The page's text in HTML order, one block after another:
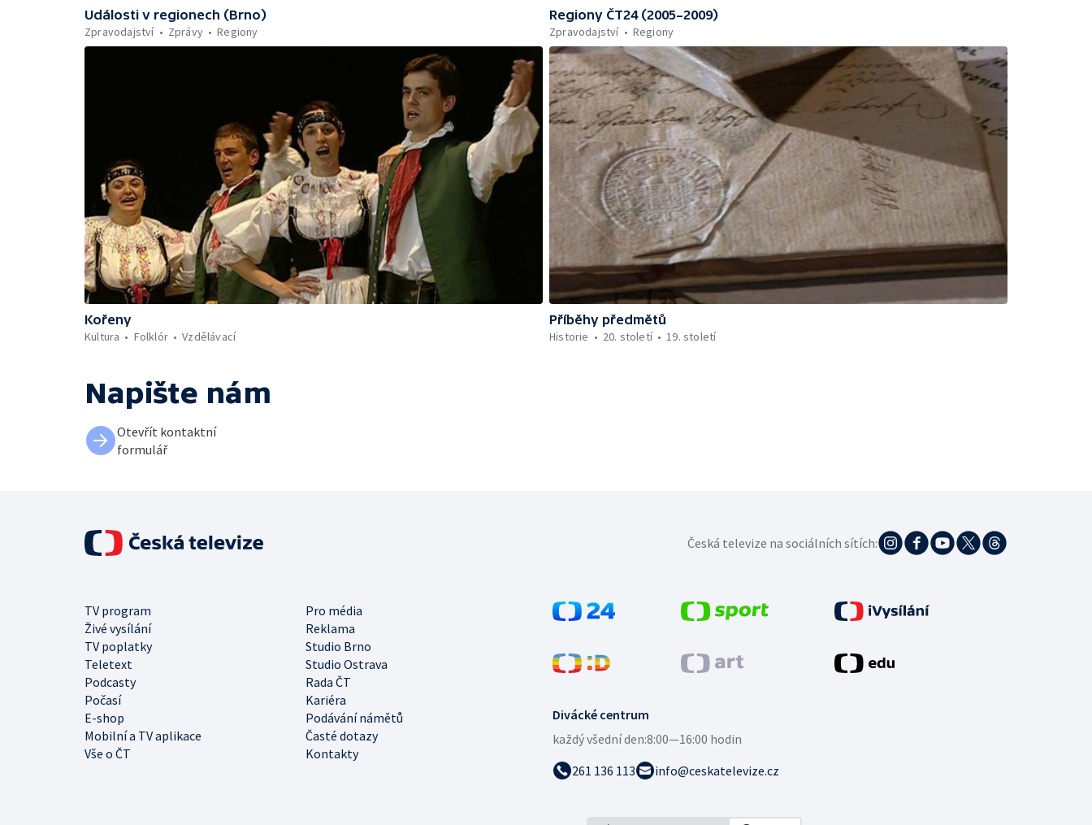
Události v regionech (Brno)
Zpravodajství
Zprávy Regiony
Regiony ČT24 (2005–2009)
Zpravodajství
Regiony
Kořeny
Kultura
Folklór Vzdělávací
Příběhy předmětů
Historie
20. století 19. století
Napište nám
Otevřít kontaktní
formulář
Divácké centrum
každý všední den:8:00—16:00 hodin
261 136 113
info@ceskatelevize.cz
TV program
Pro média
Živé vysílání
Reklama
TV poplatky
Studio Brno
Teletext
Studio Ostrava
Podcasty
Rada ČT
Počasí
Kariéra
E-shop
Podávání námětů
Mobilní a TV aplikace
Časté dotazy
Vše o ČT
Kontakty
Česká televize na sociálních sítích: